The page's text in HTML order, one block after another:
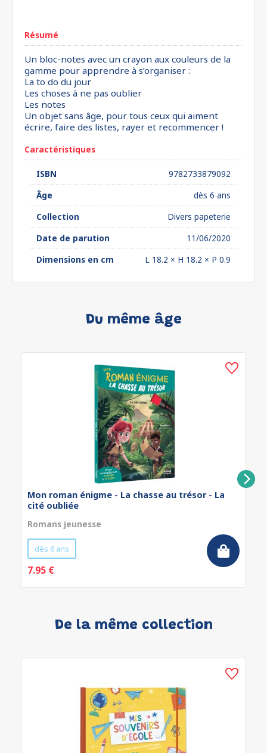
Résumé
Un bloc-notes avec un crayon aux couleurs de la
gamme pour apprendre à s’organiser :
La to do du jour
Les choses à ne pas oublier
Les notes
Un objet sans âge, pour tous ceux qui aiment
écrire, faire des listes, rayer et recommencer !
Caractéristiques
ISBN
9782733879092
Âge
dès 6 ans
Collection
Divers papeterie
Date de parution
11/06/2020
Dimensions en cm
L 18.2 × H 18.2 × P 0.9
Du même âge
Mon roman énigme - La chasse au trésor - La
cité oubliée
Romans jeunesse
dès 6 ans
7.95 €
De la même collection